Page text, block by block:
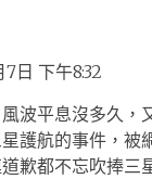
日 下午8:32
波平息沒多久，
護航的事件，
歉都不忘吹捧三